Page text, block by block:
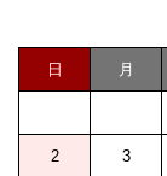
日 月
2 3